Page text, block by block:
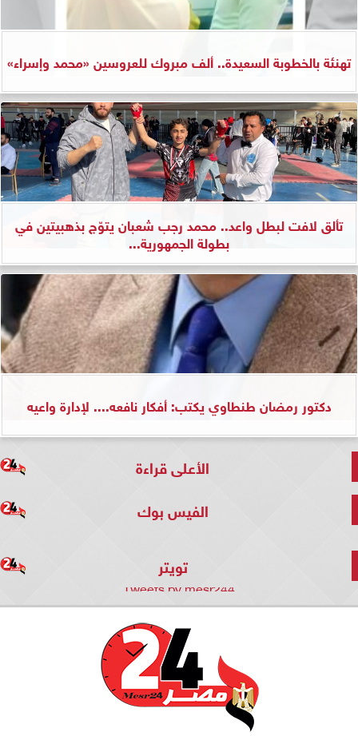
تهنئة بالخطوبة السعيدة.. ألف مبروك للعروسين «محمد وإسراء»
تألق لافت لبطل واعد.. محمد رجب شعبان يتوّج بذهبيتين في
بطولة الجمهورية...
دكتور رمضان طنطاوي يكتب: أفكار نافعه.... لإدارة واعيه
الأعلى قراءة
الفيس بوك
تويتر
Tweets by mesr244